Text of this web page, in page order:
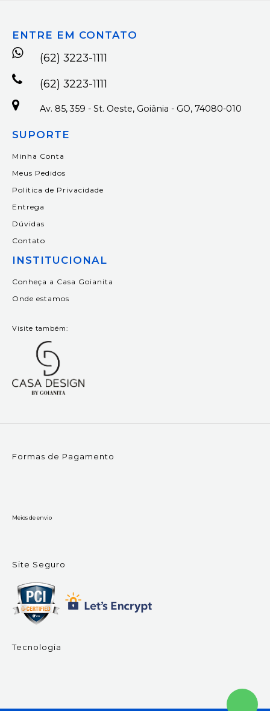
ENTRE EM CONTATO
(62) 3223-1111
(62) 3223-1111
Av. 85, 359 - St. Oeste, Goiânia - GO, 74080-010
SUPORTE
Minha Conta
Meus Pedidos
Política de Privacidade
Entrega
Dúvidas
Contato
INSTITUCIONAL
Conheça a Casa Goianita
Onde estamos
Visite também:
Formas de Pagamento
Meios de envio
Site Seguro
Tecnologia